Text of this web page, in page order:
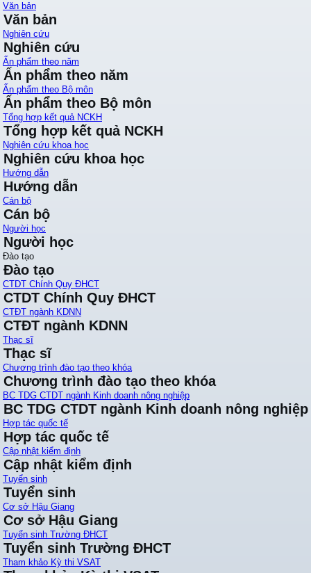
Văn bản
Văn bản
Nghiên cứu
Nghiên cứu
Ấn phẩm theo năm
Ấn phẩm theo năm
Ấn phẩm theo Bộ môn
Ấn phẩm theo Bộ môn
Tổng hợp kết quả NCKH
Tổng hợp kết quả NCKH
Nghiên cứu khoa học
Nghiên cứu khoa học
Hướng dẫn
Hướng dẫn
Cán bộ
Cán bộ
Người học
Người học
Đào tạo
Đào tạo
CTDT Chính Quy ĐHCT
CTDT Chính Quy ĐHCT
CTĐT ngành KDNN
CTĐT ngành KDNN
Thạc sĩ
Thạc sĩ
Chương trình đào tạo theo khóa
Chương trình đào tạo theo khóa
BC TDG CTDT ngành Kinh doanh nông nghiệp
BC TDG CTDT ngành Kinh doanh nông nghiệp
Hợp tác quốc tế
Hợp tác quốc tế
Cập nhật kiểm định
Cập nhật kiểm định
Tuyển sinh
Tuyển sinh
Cơ sở Hậu Giang
Cơ sở Hậu Giang
Tuyển sinh Trường ĐHCT
Tuyển sinh Trường ĐHCT
Tham khảo Kỳ thi VSAT